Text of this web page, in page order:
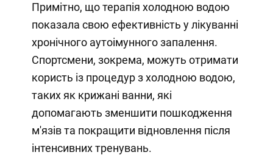
Примітно, що терапія холодною водою
показала свою ефективність у лікуванні
хронічного аутоімунного запалення.
Спортсмени, зокрема, можуть отримати
користь із процедур з холодною водою,
таких як крижані ванни, які
допомагають зменшити пошкодження
м'язів та покращити відновлення після
інтенсивних тренувань.